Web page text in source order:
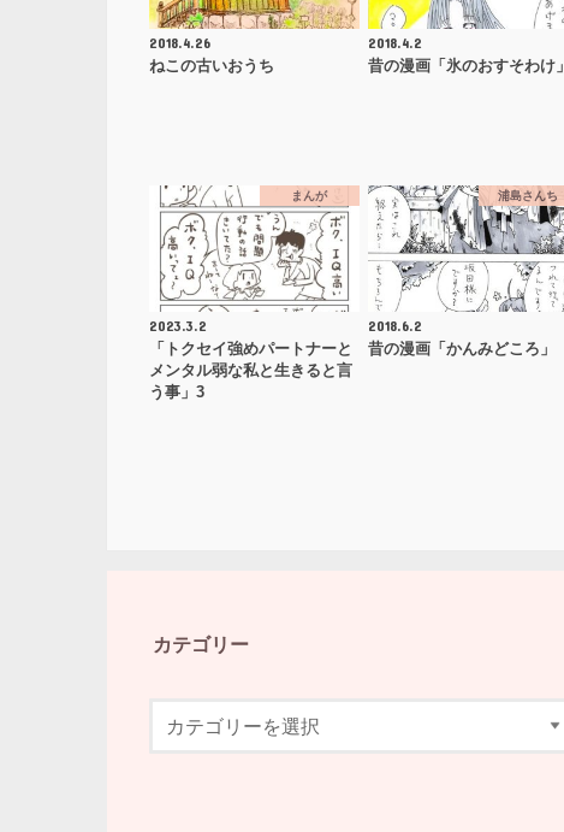
2018.4.26
ねこの古いおうち
2018.4.2
昔の漫画「氷のおすそわけ」
まんが
2023.3.2
「トクセイ強めパートナーと
メンタル弱な私と生きると言
う事」3
浦島さんち
2018.6.2
昔の漫画「かんみどころ」
カテゴリー